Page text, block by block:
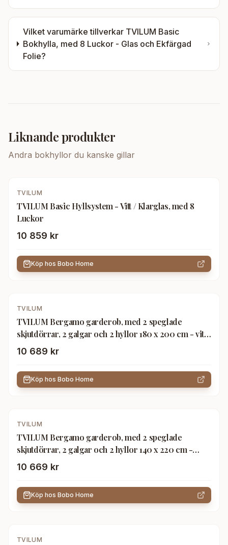
Vilket varumärke tillverkar TVILUM Basic
Bokhylla, med 8 Luckor - Glas och Ekfärgad
Folie?
Liknande produkter
Andra bokhyllor du kanske gillar
TVILUM
TVILUM Basic Hyllsystem - Vitt / Klarglas, med 8
Luckor
10 859 kr
Köp hos Bobo Home
TVILUM
TVILUM Bergamo garderob, med 2 speglade
skjutdörrar, 2 galgar och 2 hyllor 180 x 200 cm - vitt
trä
10 689 kr
Köp hos Bobo Home
TVILUM
TVILUM Bergamo garderob, med 2 speglade
skjutdörrar, 2 galgar och 2 hyllor 140 x 220 cm -
mattgrått trä
10 669 kr
Köp hos Bobo Home
TVILUM